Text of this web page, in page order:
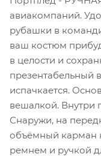
авиакомпаний.
рубашки в
ваш костюм
в целости и
презентабельный
испачкается.
вешалкой. Внутри
Снаружи, на
объёмный карман
ремнем и ручкой